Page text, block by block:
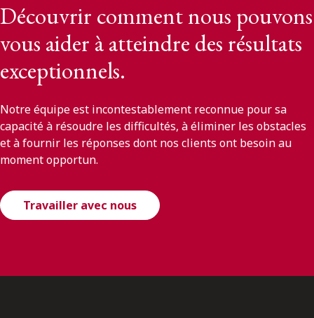
Découvrir comment nous pouvons
vous aider à atteindre des résultats
exceptionnels.
Notre équipe est incontestablement reconnue pour sa
capacité à résoudre les difficultés, à éliminer les obstacles
et à fournir les réponses dont nos clients ont besoin au
moment opportun.
Travailler avec nous